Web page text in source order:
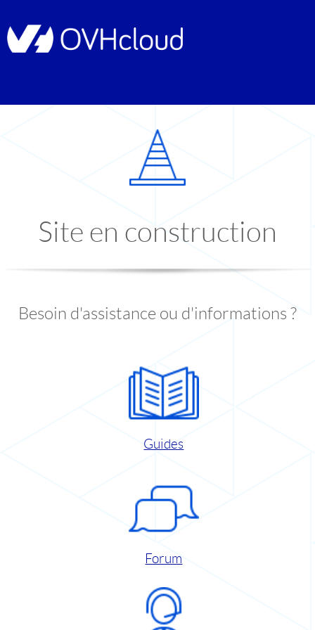
Site en construction
Besoin d'assistance ou d'informations ?
Guides
Forum